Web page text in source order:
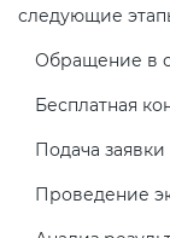
следующие
Обращение в
Бесплатная
Подача
Проведение